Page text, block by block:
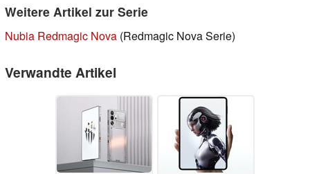
Weitere Artikel zur Serie
Nubia Redmagic Nova (Redmagic Nova Serie)
Verwandte Artikel